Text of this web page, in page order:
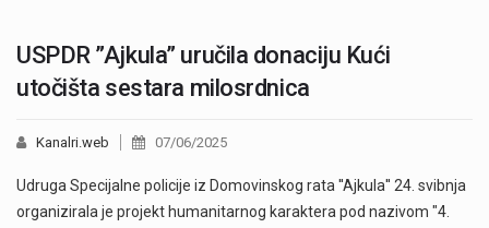
USPDR ”Ajkula” uručila donaciju Kući
utočišta sestara milosrdnica
Kanalri.web 07/06/2025
Udruga Specijalne policije iz Domovinskog rata ''Ajkula'' 24. svibnja
organizirala je projekt humanitarnog karaktera pod nazivom "4.